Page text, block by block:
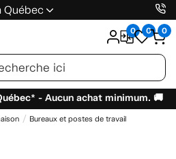
Québec
0 0 0
- Aucun achat minimum. 🚚
Bureaux et postes de travail